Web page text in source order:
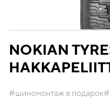
NOKIAN
#шиномонтаж в подарок